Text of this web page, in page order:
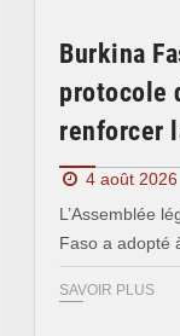
Burkina
protocole
renforcer
4 août 2026
L’Assemblée
Faso a adopté
SAVOIR PLUS